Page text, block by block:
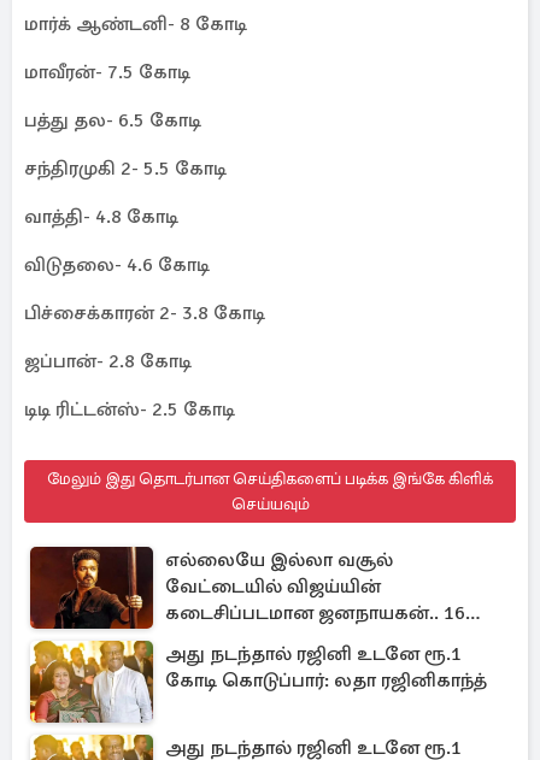
மார்க் ஆண்டனி- 8 கோடி
மாவீரன்- 7.5 கோடி
பத்து தல- 6.5 கோடி
சந்திரமுகி 2- 5.5 கோடி
வாத்தி- 4.8 கோடி
விடுதலை- 4.6 கோடி
பிச்சைக்காரன் 2- 3.8 கோடி
ஜப்பான்- 2.8 கோடி
டிடி ரிட்டன்ஸ்- 2.5 கோடி
மேலும் இது தொடர்பான செய்திகளைப் படிக்க இங்கே கிளிக்
செய்யவும்
எல்லையே இல்லா வசூல்
வேட்டையில் விஜய்யின்
கடைசிப்படமான ஜனநாயகன்.. 16
நாள் பாக்ஸ் ஆபிஸ்
அது நடந்தால் ரஜினி உடனே ரூ.1
கோடி கொடுப்பார்: லதா ரஜினிகாந்த்
அது நடந்தால் ரஜினி உடனே ரூ.1